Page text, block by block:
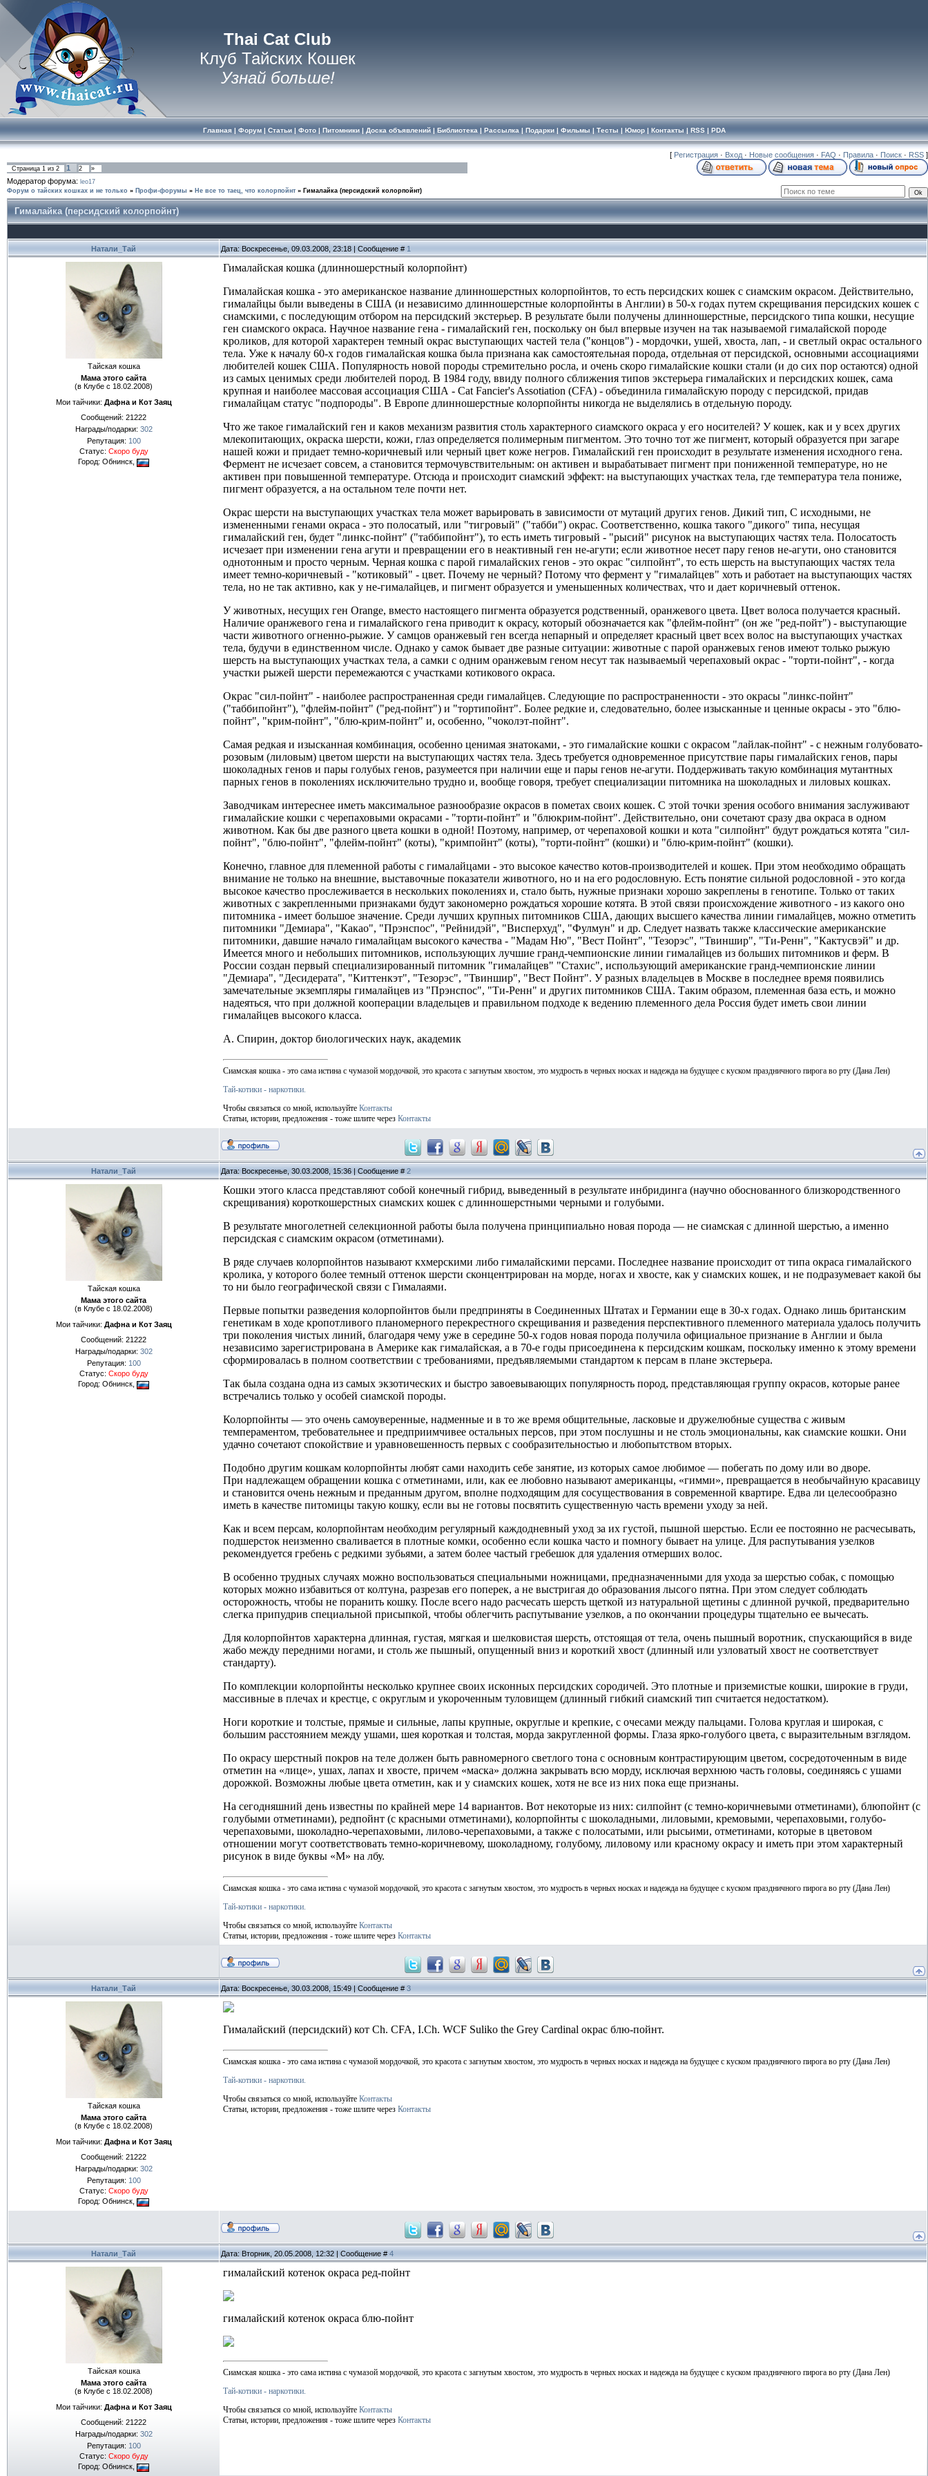
Thai Cat Club
Клуб Тайских Кошек
Узнай больше!
Главная| Форум| Статьи| Фото| Питомники| Доска объявлений| Библиотека | Рассылка | Подарки| Фильмы | Тесты | Юмор| Контакты | RSS| PDA
[ Регистрация · Вход · Новые сообщения · FAQ · Правила · Поиск · RSS ]
Страница 1 из 2 1 2 »
Модератор форума: leo17
Форум о тайских кошках и не только » Профи-форумы » Не все то таец, что колорпойнт » Гималайка (персидский колорпойнт)
Гималайка (персидский колорпойнт)
Натали_Тай Дата: Воскресенье, 09.03.2008, 23:18 | Сообщение # 1
Тайская кошка
Мама этого сайта
(в Клубе с 18.02.2008)
Мои тайчики: Дафна и Кот Заяц
Сообщений: 21222
Награды/подарки: 302
Репутация: 100
Статус: Скоро буду
Город: Обнинск,
Гималайская кошка (длинношерстный колорпойнт)
Гималайская кошка - это американское название длинношерстных колорпойнтов, то есть персидских кошек с сиамским окрасом. Действительно,
гималайцы были выведены в США (и независимо длинношерстные колорпойнты в Англии) в 50-х годах путем скрещивания персидских кошек с
сиамскими, с последующим отбором на персидский экстерьер. В результате были получены длинношерстные, персидского типа кошки, несущие
ген сиамского окраса. Научное название гена - гималайский ген, поскольку он был впервые изучен на так называемой гималайской породе
кроликов, для которой характерен темный окрас выступающих частей тела ("концов") - мордочки, ушей, хвоста, лап, - и светлый окрас остального
тела. Уже к началу 60-х годов гималайская кошка была признана как самостоятельная порода, отдельная от персидской, основными ассоциациями
любителей кошек США. Популярность новой породы стремительно росла, и очень скоро гималайские кошки стали (и до сих пор остаются) одной
из самых ценимых среди любителей пород. В 1984 году, ввиду полного сближения типов экстерьера гималайских и персидских кошек, сама
крупная и наиболее массовая ассоциация США - Cat Fancier's Assotiation (CFA) - объединила гималайскую породу с персидской, придав
гималайцам статус "подпороды". В Европе длинношерстные колорпойнты никогда не выделялись в отдельную породу.
Что же такое гималайский ген и каков механизм развития столь характерного сиамского окраса у его носителей? У кошек, как и у всех других
млекопитающих, окраска шерсти, кожи, глаз определяется полимерным пигментом. Это точно тот же пигмент, который образуется при загаре
нашей кожи и придает темно-коричневый или черный цвет коже негров. Гималайский ген происходит в результате изменения исходного гена.
Фермент не исчезает совсем, а становится термочувствительным: он активен и вырабатывает пигмент при пониженной температуре, но не
активен при повышенной температуре. Отсюда и происходит сиамский эффект: на выступающих участках тела, где температура тела пониже,
пигмент образуется, а на остальном теле почти нет.
Окрас шерсти на выступающих участках тела может варьировать в зависимости от мутаций других генов. Дикий тип, С исходными, не
измененными генами окраса - это полосатый, или "тигровый" ("табби") окрас. Соответственно, кошка такого "дикого" типа, несущая
гималайский ген, будет "линкс-пойнт" ("таббипойнт"), то есть иметь тигровый - "рысий" рисунок на выступающих частях тела. Полосатость
исчезает при изменении гена агути и превращении его в неактивный ген не-агути; если животное несет пару генов не-агути, оно становится
однотонным и просто черным. Черная кошка с парой гималайских генов - это окрас "силпойнт", то есть шерсть на выступающих частях тела
имеет темно-коричневый - "котиковый" - цвет. Почему не черный? Потому что фермент у "гималайцев" хоть и работает на выступающих частях
тела, но не так активно, как у не-гималайцев, и пигмент образуется и уменьшенных количествах, что и дает коричневый оттенок.
У животных, несущих ген Orange, вместо настоящего пигмента образуется родственный, оранжевого цвета. Цвет волоса получается красный.
Наличие оранжевого гена и гималайского гена приводит к окрасу, который обозначается как "флейм-пойнт" (он же "ред-пойт") - выступающие
части животного огненно-рыжие. У самцов оранжевый ген всегда непарный и определяет красный цвет всех волос на выступающих участках
тела, будучи в единственном числе. Однако у самок бывает две разные ситуации: животные с парой оранжевых генов имеют только рыжую
шерсть на выступающих участках тела, а самки с одним оранжевым геном несут так называемый черепаховый окрас - "торти-пойнт", - когда
участки рыжей шерсти перемежаются с участками котикового окраса.
Окрас "сил-пойнт" - наиболее распространенная среди гималайцев. Следующие по распростpаненности - это окрасы "линкс-пойнт"
("таббипойнт"), "флейм-пойнт" ("ред-пойнт") и "тортипойнт". Более редкие и, следовательно, более изысканные и ценные окрасы - это "блю-
пойнт", "крим-пойнт", "блю-крим-пойнт" и, особенно, "чоколэт-пойнт".
Самая редкая и изысканная комбинация, особенно ценимая знатоками, - это гималайские кошки с окрасом "лайлак-пойнт" - с нежным голубовато-
розовым (лиловым) цветом шерсти на выступающих частях тела. Здесь требуется одновременное присутствие пары гималайских генов, пары
шоколадных генов и пары голубых генов, разумеется при наличии еще и пары генов не-агути. Поддерживать такую комбинация мутантных
парных генов в поколениях исключительно трудно и, вообще говоря, требует специализации питомника на шоколадных и лиловых кошках.
Заводчикам интереснее иметь максимальное разнообразие окрасов в пометах своих кошек. С этой точки зрения особого внимания заслуживают
гималайские кошки с черепаховыми окрасами - "торти-пойнт" и "блюкрим-пойнт". Действительно, они сочетают сразу два окраса в одном
животном. Как бы две разного цвета кошки в одной! Поэтому, например, от черепаховой кошки и кота "силпойнт" будут рождаться котята "сил-
пойнт", "блю-пойнт", "флейм-пойнт" (коты), "кримпойнт" (коты), "торти-пойнт" (кошки) и "блю-крим-пойнт" (кошки).
Конечно, главное для племенной работы с гималайцами - это высокое качество котов-производителей и кошек. При этом необходимо обращать
внимание не только на внешние, выставочные показатели животного, но и на его родословную. Есть понятие сильной родословной - это когда
высокое качество прослеживается в нескольких поколениях и, стало быть, нужные признаки хорошо закреплены в генотипе. Только от таких
животных с закрепленными признаками будут закономерно рождаться хорошие котята. В этой связи происхождение животного - из какого оно
питомника - имеет большое значение. Среди лучших крупных питомников США, дающих высшего качества линии гималайцев, можно отметить
питомники "Демиара", "Какао", "Прэнспос", "Рейнидэй", "Висперхуд", "Фулмун" и др. Следует назвать также классические американские
питомники, давшие начало гималайцам высокого качества - "Мадам Ню", "Вест Пойнт", "Тезорэс", "Твиншир", "Ти-Ренн", "Кактусвэй" и др.
Имеется много и небольших питомников, использующих лучшие гранд-чемпионские линии гималайцев из больших питомников и ферм. В
России создан первый специализированный питомник "гималайцев" "Стахис", использующий американские гранд-чемпионские линии
"Демиара", "Десидерата", "Киттенкэт", "Тезорэс", "Твиншир", "Вест Пойнт". У разных владельцев в Москве в последнее время появились
замечательные экземпляры гималайцев из "Прэнспос", "Ти-Ренн" и других питомников США. Таким образом, племенная база есть, и можно
надеяться, что при должной кооперации владельцев и правильном подходе к ведению племенного дела Россия будет иметь свои линии
гималайцев высокого класса.
А. Спирин, доктор биологических наук, академик
Сиамская кошка - это сама истина с чумазой мордочкой, это красота с загнутым хвостом, это мудрость в черных носках и надежда на будущее с куском праздничного пирога во рту (Дана Лен)
Тай-котики - наркотики.
Чтобы связаться со мной, используйте Контакты
Статьи, истории, предложения - тоже шлите через Контакты
Натали_Тай Дата: Воскресенье, 30.03.2008, 15:36 | Сообщение # 2
Тайская кошка
Мама этого сайта
(в Клубе с 18.02.2008)
Мои тайчики: Дафна и Кот Заяц
Сообщений: 21222
Награды/подарки: 302
Репутация: 100
Статус: Скоро буду
Город: Обнинск,
Кошки этого класса представляют собой конечный гибрид, выведенный в результате инбридинга (научно обоснованного близкородственного
скрещивания) короткошерстных сиамских кошек с длинношерстными черными и голубыми.
В результате многолетней селекционной работы была получена принципиально новая порода — не сиамская с длинной шерстью, а именно
персидская с сиамским окрасом (отметинами).
В ряде случаев колорпойнтов называют кхмерскими либо гималайскими персами. Последнее название происходит от типа окраса гималайского
кролика, у которого более темный оттенок шерсти сконцентрирован на морде, ногах и хвосте, как у сиамских кошек, и не подразумевает какой бы
то ни было географической связи с Гималаями.
Первые попытки разведения колорпойнтов были предприняты в Соединенных Штатах и Германии еще в 30-х годах. Однако лишь британским
генетикам в ходе кропотливого планомерного перекрестного скрещивания и разведения перспективного племенного материала удалось получить
три поколения чистых линий, благодаря чему уже в середине 50-х годов новая порода получила официальное признание в Англии и была
независимо зарегистрирована в Америке как гималайская, а в 70-е годы присоединена к персидским кошкам, поскольку именно к этому времени
сформировалась в полном соответствии с требованиями, предъявляемыми стандартом к персам в плане экстерьера.
Так была создана одна из самых экзотических и быстро завоевывающих популярность пород, представляющая группу окрасов, которые ранее
встречались только у особей сиамской породы.
Колорпойнты — это очень самоуверенные, надменные и в то же время общительные, ласковые и дружелюбные существа с живым
темпераментом, требовательнее и предприимчивее остальных персов, при этом послушны и не столь эмоциональны, как сиамские кошки. Они
удачно сочетают спокойствие и уравновешенность первых с сообразительностью и любопытством вторых.
Подобно другим кошкам колорпойнты любят сами находить себе занятие, из которых самое любимое — побегать по дому или во дворе.
При надлежащем обращении кошка с отметинами, или, как ее любовно называют американцы, «гимми», превращается в необычайную красавицу
и становится очень нежным и преданным другом, вполне подходящим для сосуществования в современной квартире. Едва ли целесообразно
иметь в качестве питомицы такую кошку, если вы не готовы посвятить существенную часть времени уходу за ней.
Как и всем персам, колорпойнтам необходим регулярный каждодневный уход за их густой, пышной шерстью. Если ее постоянно не расчесывать,
подшерсток неизменно сваливается в плотные комки, особенно если кошка часто и помногу бывает на улице. Для распутывания узелков
рекомендуется гребень с редкими зубьями, а затем более частый гребешок для удаления отмерших волос.
В особенно трудных случаях можно воспользоваться специальными ножницами, предназначенными для ухода за шерстью собак, с помощью
которых можно избавиться от колтуна, разрезав его поперек, а не выстригая до образования лысого пятна. При этом следует соблюдать
осторожность, чтобы не поранить кошку. После всего надо расчесать шерсть щеткой из натуральной щетины с длинной ручкой, предварительно
слегка припудрив специальной присыпкой, чтобы облегчить распутывание узелков, а по окончании процедуры тщательно ее вычесать.
Для колорпойнтов характерна длинная, густая, мягкая и шелковистая шерсть, отстоящая от тела, очень пышный воротник, спускающийся в виде
жабо между передними ногами, и столь же пышный, опущенный вниз и короткий хвост (длинный или узловатый хвост не соответствует
стандарту).
По комплекции колорпойнты несколько крупнее своих исконных персидских сородичей. Это плотные и приземистые кошки, широкие в груди,
массивные в плечах и крестце, с округлым и укороченным туловищем (длинный гибкий сиамский тип считается недостатком).
Ноги короткие и толстые, прямые и сильные, лапы крупные, округлые и крепкие, с очесами между пальцами. Голова круглая и широкая, с
большим расстоянием между ушами, шея короткая и толстая, морда закругленной формы. Глаза ярко-голубого цвета, с выразительным взглядом.
По окрасу шерстный покров на теле должен быть равномерного светлого тона с основным контрастирующим цветом, сосредоточенным в виде
отметин на «лице», ушах, лапах и хвосте, причем «маска» должна закрывать всю морду, исключая верхнюю часть головы, соединяясь с ушами
дорожкой. Возможны любые цвета отметин, как и у сиамских кошек, хотя не все из них пока еще признаны.
На сегодняшний день известны по крайней мере 14 вариантов. Вот некоторые из них: силпойнт (с темно-коричневыми отметинами), блюпойнт (с
голубыми отметинами), редпойнт (с красными отметинами), колорпойнты с шоколадными, лиловыми, кремовыми, черепаховыми, голубо-
черепаховыми, шоколадно-черепаховыми, лилово-черепаховыми, а также с полосатыми, или рысьими, отметинами, которые в цветовом
отношении могут соответствовать темно-коричневому, шоколадному, голубому, лиловому или красному окрасу и иметь при этом характерный
рисунок в виде буквы «М» на лбу.
Сиамская кошка - это сама истина с чумазой мордочкой, это красота с загнутым хвостом, это мудрость в черных носках и надежда на будущее с куском праздничного пирога во рту (Дана Лен)
Тай-котики - наркотики.
Чтобы связаться со мной, используйте Контакты
Статьи, истории, предложения - тоже шлите через Контакты
Натали_Тай Дата: Воскресенье, 30.03.2008, 15:49 | Сообщение # 3
Тайская кошка
Мама этого сайта
(в Клубе с 18.02.2008)
Мои тайчики: Дафна и Кот Заяц
Сообщений: 21222
Награды/подарки: 302
Репутация: 100
Статус: Скоро буду
Город: Обнинск,
Гималайский (персидский) кот Ch. CFA, I.Ch. WCF Suliko the Grey Cardinal окрас блю-пойнт.
Сиамская кошка - это сама истина с чумазой мордочкой, это красота с загнутым хвостом, это мудрость в черных носках и надежда на будущее с куском праздничного пирога во рту (Дана Лен)
Тай-котики - наркотики.
Чтобы связаться со мной, используйте Контакты
Статьи, истории, предложения - тоже шлите через Контакты
Натали_Тай Дата: Вторник, 20.05.2008, 12:32 | Сообщение # 4
Тайская кошка
Мама этого сайта
(в Клубе с 18.02.2008)
Мои тайчики: Дафна и Кот Заяц
Сообщений: 21222
Награды/подарки: 302
Репутация: 100
Статус: Скоро буду
Город: Обнинск,
гималайский котенок окраса ред-пойнт
гималайский котенок окраса блю-пойнт
Сиамская кошка - это сама истина с чумазой мордочкой, это красота с загнутым хвостом, это мудрость в черных носках и надежда на будущее с куском праздничного пирога во рту (Дана Лен)
Тай-котики - наркотики.
Чтобы связаться со мной, используйте Контакты
Статьи, истории, предложения - тоже шлите через Контакты